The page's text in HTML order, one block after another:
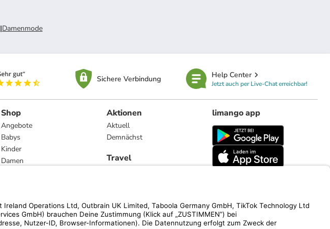
|Damenmode
Sichere Verbindung Help Center
Jetzt auch per Live-Chat erreichbar!
Shop
Angebote
Babys
Kinder
Damen
Marken
Aktionen
Aktuell
Demnächst
Travel
limango app